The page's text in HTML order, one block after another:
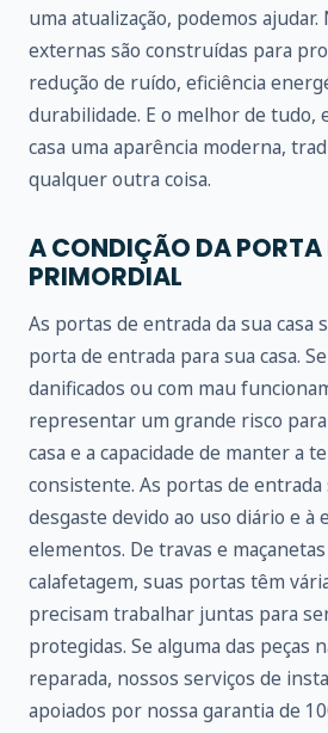
uma atualização, podemos ajudar.
externas são construídas para
redução de ruído, eficiência
durabilidade. E o melhor de tudo,
casa uma aparência moderna,
qualquer outra coisa.
A CONDIÇÃO DA PORTA
PRIMORDIAL
As portas de entrada da sua casa
porta de entrada para sua casa.
danificados ou com mau
representar um grande risco para
casa e a capacidade de manter a
consistente. As portas de
desgaste devido ao uso diário e à
elementos. De travas e
calafetagem, suas portas têm
precisam trabalhar juntas para
protegidas. Se alguma das peças
reparada, nossos serviços de
apoiados por nossa garantia de